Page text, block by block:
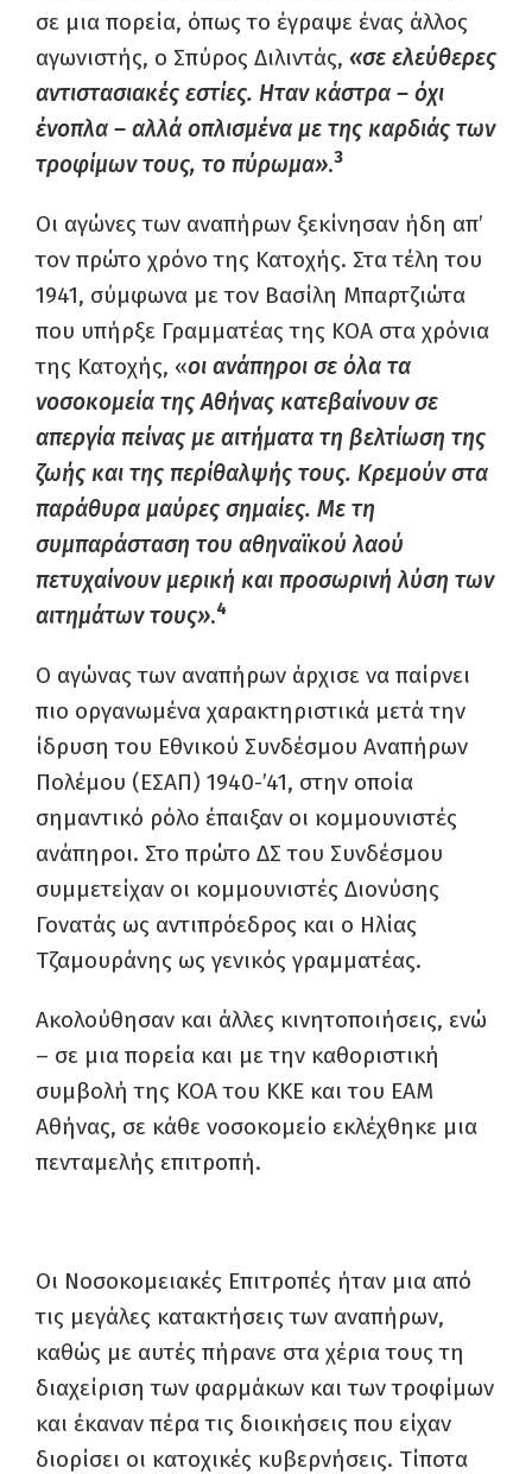
σε μια πορεία, όπως το έγραψε ένας άλλος
αγωνιστής, ο Σπύρος Διλιντάς, «σε ελεύθερες
αντιστασιακές εστίες. Ηταν κάστρα – όχι
ένοπλα – αλλά οπλισμένα με της καρδιάς των
τροφίμων τους, το πύρωμα».3
Οι αγώνες των αναπήρων ξεκίνησαν ήδη απ’
τον πρώτο χρόνο της Κατοχής. Στα τέλη του
1941, σύμφωνα με τον Βασίλη Μπαρτζιώτα
που υπήρξε Γραμματέας της ΚΟΑ στα χρόνια
της Κατοχής, «οι ανάπηροι σε όλα τα
νοσοκομεία της Αθήνας κατεβαίνουν σε
απεργία πείνας με αιτήματα τη βελτίωση της
ζωής και της περίθαλψής τους. Κρεμούν στα
παράθυρα μαύρες σημαίες. Με τη
συμπαράσταση του αθηναϊκού λαού
πετυχαίνουν μερική και προσωρινή λύση των
αιτημάτων τους».4
Ο αγώνας των αναπήρων άρχισε να παίρνει
πιο οργανωμένα χαρακτηριστικά μετά την
ίδρυση του Εθνικού Συνδέσμου Αναπήρων
Πολέμου (ΕΣΑΠ) 1940-’41, στην οποία
σημαντικό ρόλο έπαιξαν οι κομμουνιστές
ανάπηροι. Στο πρώτο ΔΣ του Συνδέσμου
συμμετείχαν οι κομμουνιστές Διονύσης
Γονατάς ως αντιπρόεδρος και ο Ηλίας
Τζαμουράνης ως γενικός γραμματέας.
Ακολούθησαν και άλλες κινητοποιήσεις, ενώ
– σε μια πορεία και με την καθοριστική
συμβολή της ΚΟΑ του ΚΚΕ και του ΕΑΜ
Αθήνας, σε κάθε νοσοκομείο εκλέχθηκε μια
πενταμελής επιτροπή.
Οι Νοσοκομειακές Επιτροπές ήταν μια από
τις μεγάλες κατακτήσεις των αναπήρων,
καθώς με αυτές πήρανε στα χέρια τους τη
διαχείριση των φαρμάκων και των τροφίμων
και έκαναν πέρα τις διοικήσεις που είχαν
διορίσει οι κατοχικές κυβερνήσεις. Τίποτα